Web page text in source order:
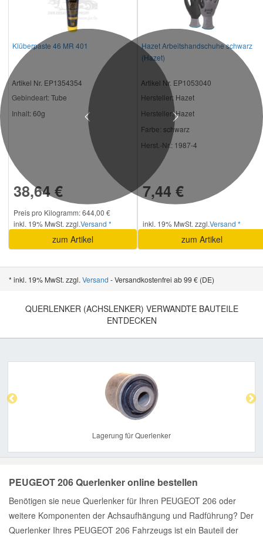
Klüberpaste 46 MR 401
Artikel Nr. EP1354354
Gebindeart: Tube
Inhalt: 60g
38,64 €
Preis pro Kilogramm: 644,00 €
inkl. 19% MwSt. zzgl.Versand *
zum Artikel
Hazet Arbeitshandschuhe schwarz
(Hazet)
Artikel Nr. EP1053040
Hersteller: Hazet
Hersteller:Hazet
Farbe: schwarz
Herst.-Nr.: 1987-4
7,44 €
inkl. 19% MwSt. zzgl.Versand *
zum Artikel
Previous Next
* inkl. 19% MwSt. zzgl. Versand - Versandkostenfrei ab 99 € (DE)
QUERLENKER (ACHSLENKER) VERWANDTE BAUTEILE
ENTDECKEN
Lagerung für Querlenker
PEUGEOT 206 Querlenker online bestellen
Benötigen sie neue Querlenker für Ihren PEUGEOT 206 oder
weitere Komponenten der Achsaufhängung und Radführung? Der
Querlenker Ihres PEUGEOT 206 Fahrzeugs ist ein Bauteil der